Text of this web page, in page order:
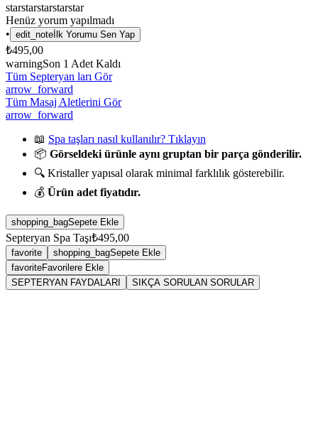
starstarstarstarstar
Henüz yorum yapılmadı
• edit_note İlk Yorumu Sen Yap
₺495,00
warningSon 1 Adet Kaldı
Tüm Septeryan ları Gör
arrow_forward
Tüm Masaj Aletlerini Gör
arrow_forward
📖 Spa taşları nasıl kullanılır? Tıklayın
📦 Görseldeki ürünle aynı gruptan bir parça gönderilir.
🔍 Kristaller yapısal olarak minimal farklılık gösterebilir.
💰 Ürün adet fiyatıdır.
shopping_bagSepete Ekle
Septeryan Spa Taşı₺495,00
favorite shopping_bagSepete Ekle
favoriteFavorilere Ekle
SEPTERYAN FAYDALARI
SIKÇA SORULAN SORULAR